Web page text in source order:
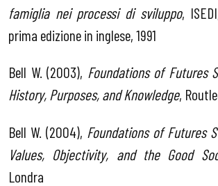
famiglia nei processi di sviluppo,
prima edizione in inglese, 1991
Bell W. (2003), Foundations of Futures
History, Purposes, and Knowledge,
Bell W. (2004), Foundations of Futures
Values, Objectivity, and the Good
Londra